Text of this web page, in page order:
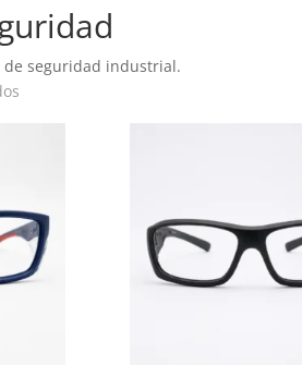
de seguridad industrial.